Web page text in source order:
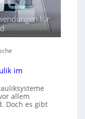
für
im
allem
Doch es gibt